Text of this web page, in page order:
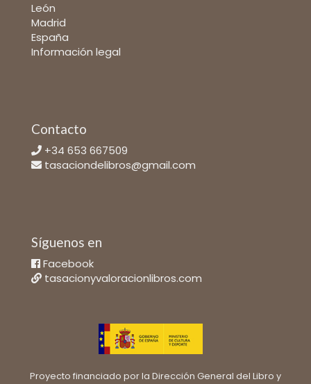
León
Madrid
España
Información legal
Contacto
+34 653 667509
tasaciondelibros@gmail.com
Síguenos en
Facebook
tasacionyvaloracionlibros.com
Proyecto financiado por la Dirección General del Libro y